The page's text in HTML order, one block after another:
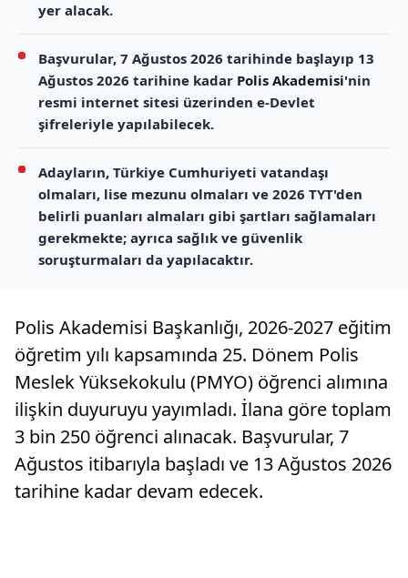
yer alacak.
Başvurular, 7 Ağustos 2026 tarihinde başlayıp 13
Ağustos 2026 tarihine kadar Polis Akademisi'nin
resmi internet sitesi üzerinden e-Devlet
şifreleriyle yapılabilecek.
Adayların, Türkiye Cumhuriyeti vatandaşı
olmaları, lise mezunu olmaları ve 2026 TYT'den
belirli puanları almaları gibi şartları sağlamaları
gerekmekte; ayrıca sağlık ve güvenlik
soruşturmaları da yapılacaktır.
Polis Akademisi Başkanlığı, 2026-2027 eğitim
öğretim yılı kapsamında 25. Dönem Polis
Meslek Yüksekokulu (PMYO) öğrenci alımına
ilişkin duyuruyu yayımladı. İlana göre toplam
3 bin 250 öğrenci alınacak. Başvurular, 7
Ağustos itibarıyla başladı ve 13 Ağustos 2026
tarihine kadar devam edecek.